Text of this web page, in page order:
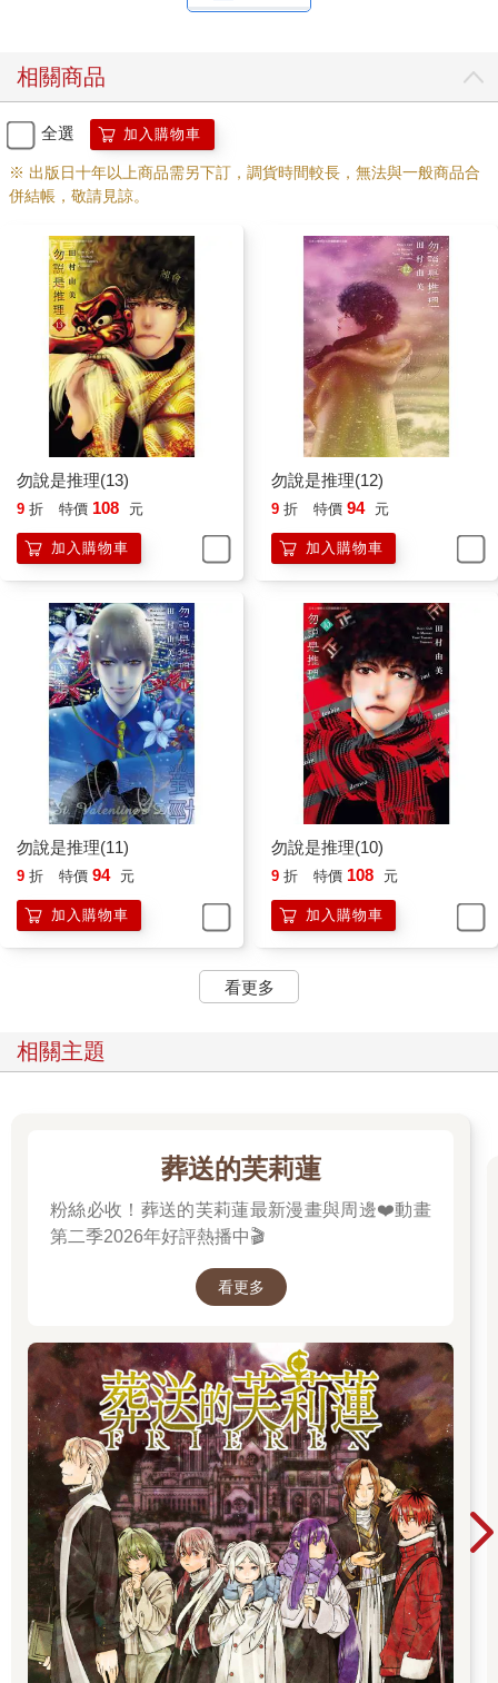
相關商品
全選 加入購物車
※ 出版日十年以上商品需另下訂，調貨時間較長，無法與一般商品合
併結帳，敬請見諒。
勿說是推理(13)
9 折 特價 108 元
加入購物車
勿說是推理(12)
9 折 特價 94 元
加入購物車
勿說是推理(11)
9 折 特價 94 元
加入購物車
勿說是推理(10)
9 折 特價 108 元
加入購物車
看更多
相關主題
葬送的芙莉蓮
粉絲必收！葬送的芙莉蓮最新漫畫與周邊❤️動畫
第二季2026年好評熱播中🎬
看更多